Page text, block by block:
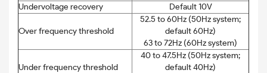
Undervoltage recovery
Default 10V
Over frequency threshold
52.5 to 60Hz (50Hz system;
default 60Hz)
63 to 72Hz (60Hz system)
Under frequency threshold
40 to 47.5Hz (50Hz system;
default 40Hz)